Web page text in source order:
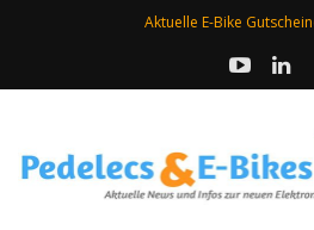
Aktuelle E-Bike